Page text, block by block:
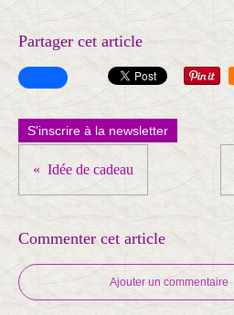
Partager cet article
S'inscrire à la newsletter
Idée de cadeau
Commenter cet article
Ajouter un commentaire